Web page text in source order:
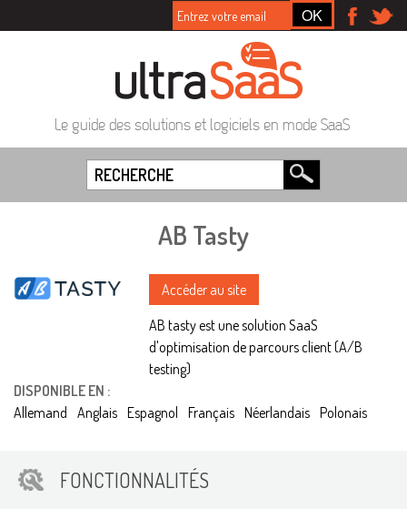
Le guide des solutions et logiciels en mode SaaS
AB Tasty
Accéder au site
AB tasty est une solution SaaS
d'optimisation de parcours client (A/B
testing)
DISPONIBLE EN :
Allemand Anglais Espagnol Français Néerlandais Polonais
FONCTIONNALITÉS